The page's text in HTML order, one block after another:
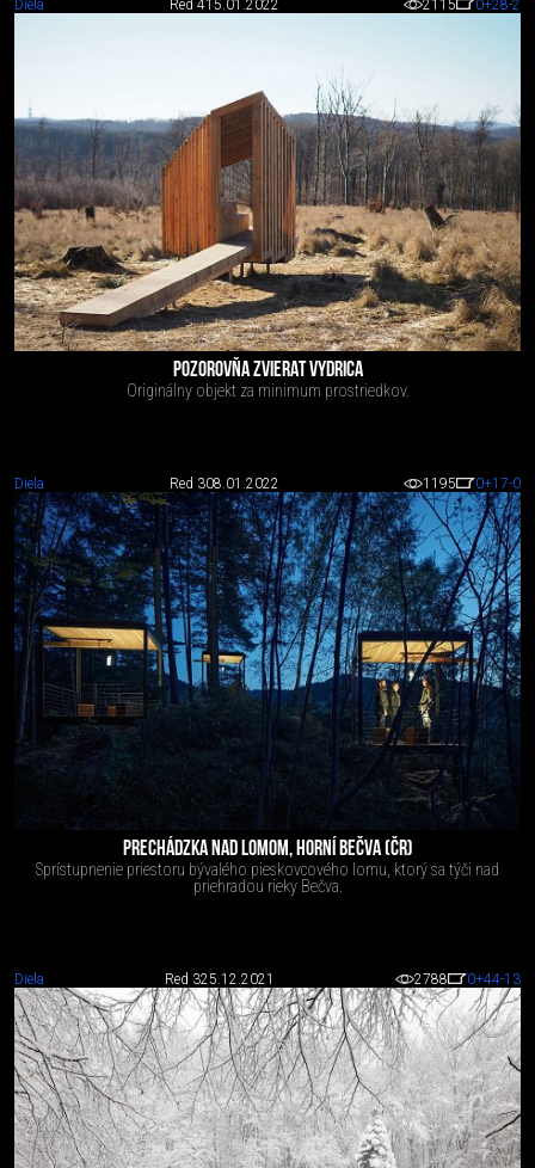
Diela Red 415.01.2022 2115 0+28-2
POZOROVŇA ZVIERAT VYDRICA
Originálny objekt za minimum prostriedkov.
Diela Red 308.01.2022 1195 0+17-0
PRECHÁDZKA NAD LOMOM, HORNÍ BEČVA (ČR)
Sprístupnenie priestoru bývalého pieskovcového lomu, ktorý sa týči nad
priehradou rieky Bečva.
Diela Red 325.12.2021 2788 0+44-13